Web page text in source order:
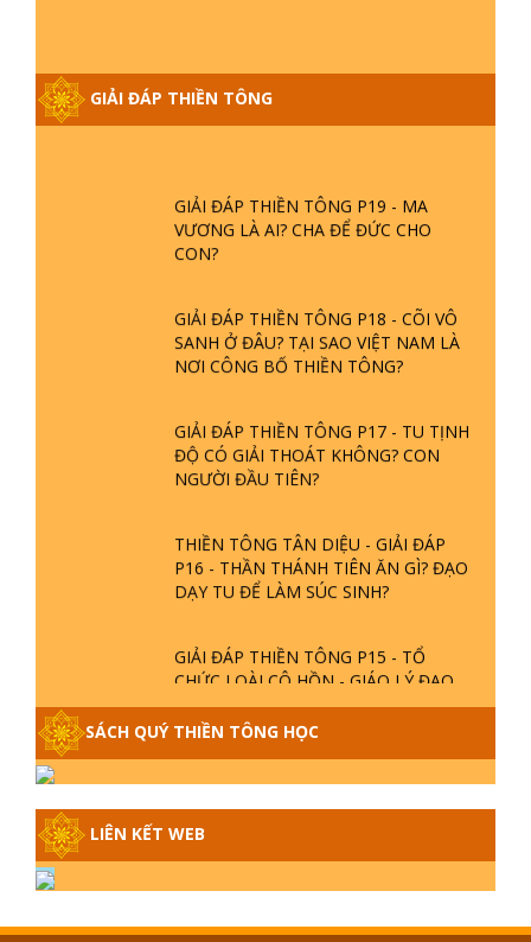
GIẢI ĐÁP THIỀN TÔNG
GIẢI ĐÁP THIỀN TÔNG ĐẶC BIỆT
PHẦN 20 - BÁC NGUYỄN NHÂN LÀ AI?
GIẢI ĐÁP THIỀN TÔNG P19 - MA
VƯƠNG LÀ AI? CHA ĐỂ ĐỨC CHO
CON?
GIẢI ĐÁP THIỀN TÔNG P18 - CÕI VÔ
SANH Ở ĐÂU? TẠI SAO VIỆT NAM LÀ
NƠI CÔNG BỐ THIỀN TÔNG?
GIẢI ĐÁP THIỀN TÔNG P17 - TU TỊNH
ĐỘ CÓ GIẢI THOÁT KHÔNG? CON
NGƯỜI ĐẦU TIÊN?
THIỀN TÔNG TÂN DIỆU - GIẢI ĐÁP
P16 - THẦN THÁNH TIÊN ĂN GÌ? ĐẠO
DẠY TU ĐỂ LÀM SÚC SINH?
GIẢI ĐÁP THIỀN TÔNG P15 - TỔ
CHỨC LOÀI CÔ HỒN - GIÁO LÝ ĐẠO
GIẢI ĐÁP THIỀN TÔNG ĐẶC BIỆT -
P14 - NGUỒN GỐC ÂM LỊCH DƯƠNG
LỊCH - TẦNG BÌNH LƯU LỚN ĐẾN
ĐÂU
ĐƯỢC KHÔNG? XÁ LỢI PHẬT THẬT -
SÁCH QUÝ THIỀN TÔNG HỌC
LIÊN KẾT WEB